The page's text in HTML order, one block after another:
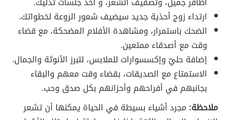
ارتداء زوج أحذية جديد سيضيف شعور الروعة لخطواتك.
الضحك باستمرار، ومشاهدة الأفلام المضحكة، مع قضاء
وقت مع أصدقاء ممتعين.
إضافة حليّ وإكسسوارات للملابس، لتبرز الأنوثة والجمال.
الاستمتاع مع الصديقات، بقضاء وقت معهم والبقاء
بجانبهم في أفراحهم وأحزانهم بكل صدق وحب.
ملاحظة: مجرد أشياء بسيطة في الحياة يمكنها أن تشعر